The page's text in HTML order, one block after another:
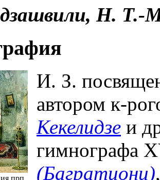
Н. Т.-
И. З.
автором к-
Кекелидзе и
гимнографа
(Багратиони)